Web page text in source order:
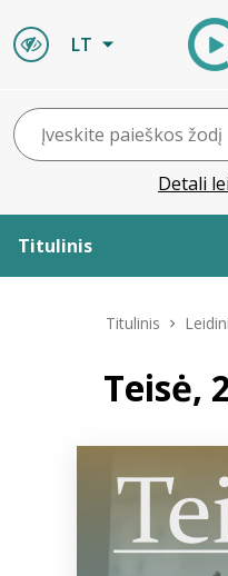
LT
Detali
Titulinis
Bibliotekoms
Titulinis
Teisė,